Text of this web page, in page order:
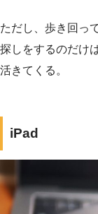
ただし、歩き回っ
探しをするのだけ
活きてくる。
iPad